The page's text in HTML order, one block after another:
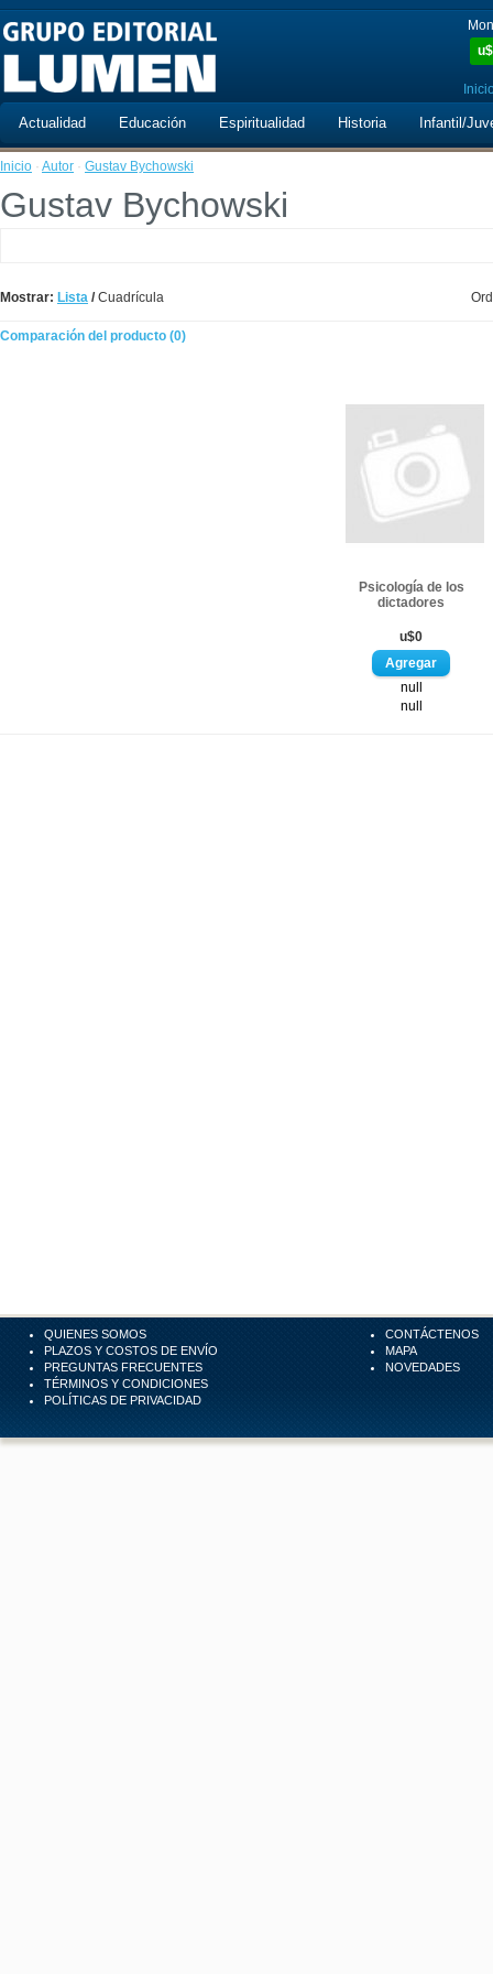
u$
Actualidad Educación Espiritualidad Historia Infantil/
Inicio · Autor · Gustav Bychowski
Gustav Bychowski
Mostrar: Lista /Cuadrícula
Comparación del producto (0)
Psicología de los
dictadores
u$0
null
null
QUIENES SOMOS
PLAZOS Y COSTOS DE ENVÍO
PREGUNTAS FRECUENTES
TÉRMINOS Y CONDICIONES
POLÍTICAS DE PRIVACIDAD
CONTÁCTENOS
MAPA
NOVEDADES